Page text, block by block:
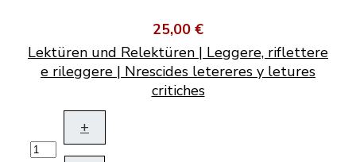
25,00 €
Lektüren und Relektüren | Leggere, riflettere
e rileggere | Nrescides letereres y letures
critiches
+